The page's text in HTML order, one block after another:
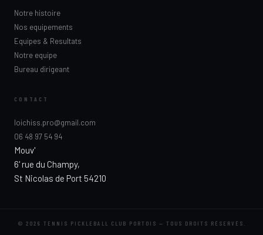
Notre histoire
Nos equipements
Equipes & Resultats
Notre equipe
Bureau dirigeant
CONTACT
loichiss.pro@gmail.com
06 48 97 54 94
Mouv'
6' rue du Champy,
St Nicolas de Port 54210
© 2026 TENNIS PICKLEBALL CLUB PORTOIS — TOUS DROITS RÉSERVÉS.